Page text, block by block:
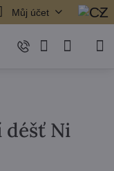
Můj účet
déšť Ni